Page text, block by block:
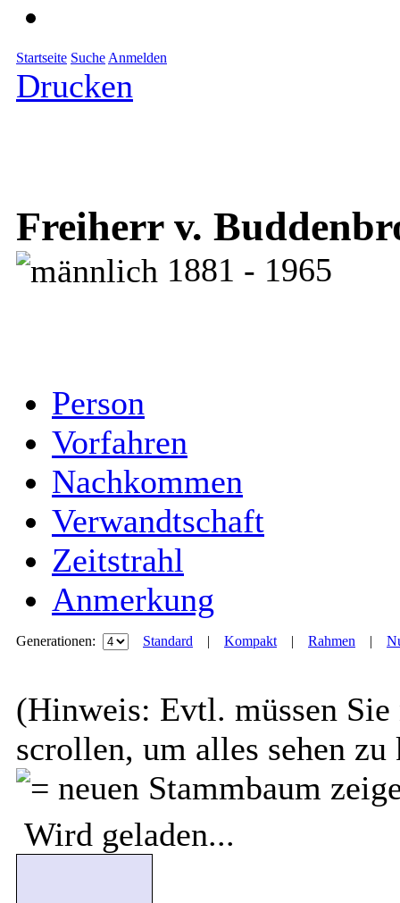
Startseite Suche Anmelden
Drucken
Freiherr v.
1881 - 1965
Person
Vorfahren
Nachkommen
Verwandtschaft
Zeitstrahl
Anmerkung
Generationen: Standard | Kompakt| Rahmen |
(Hinweis: Evtl. müssen Sie
scrollen, um alles sehen
Wird geladen...